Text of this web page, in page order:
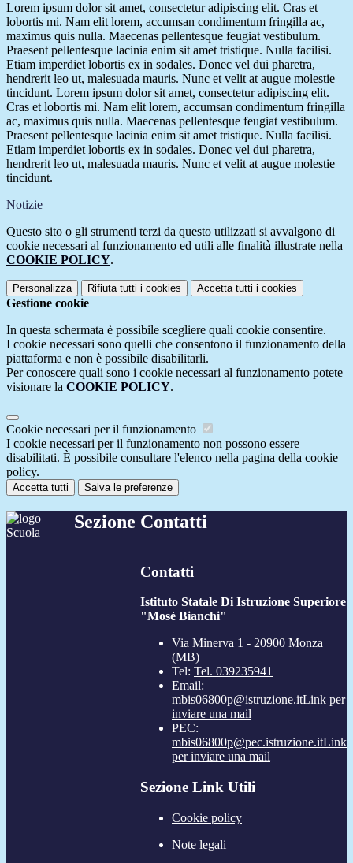
Lorem ipsum dolor sit amet, consectetur adipiscing elit. Cras et
lobortis mi. Nam elit lorem, accumsan condimentum fringilla ac,
maximus quis nulla. Maecenas pellentesque feugiat vestibulum.
Praesent pellentesque lacinia enim sit amet tristique. Nulla facilisi.
Etiam imperdiet lobortis ex in sodales. Donec vel dui pharetra,
hendrerit leo ut, malesuada mauris. Nunc et velit at augue molestie
tincidunt. Lorem ipsum dolor sit amet, consectetur adipiscing elit.
Cras et lobortis mi. Nam elit lorem, accumsan condimentum fringilla
ac, maximus quis nulla. Maecenas pellentesque feugiat vestibulum.
Praesent pellentesque lacinia enim sit amet tristique. Nulla facilisi.
Etiam imperdiet lobortis ex in sodales. Donec vel dui pharetra,
hendrerit leo ut, malesuada mauris. Nunc et velit at augue molestie
tincidunt.
Notizie
Questo sito o gli strumenti terzi da questo utilizzati si avvalgono di
cookie necessari al funzionamento ed utili alle finalità illustrate nella
COOKIE POLICY.
Personalizza Rifiuta tutti i cookies Accetta tutti i cookies
Gestione cookie
In questa schermata è possibile scegliere quali cookie consentire.
I cookie necessari sono quelli che consentono il funzionamento della
piattaforma e non è possibile disabilitarli.
Per conoscere quali sono i cookie necessari al funzionamento potete
visionare la COOKIE POLICY.
Cookie necessari per il funzionamento
I cookie necessari per il funzionamento non possono essere
disabilitati. È possibile consultare l'elenco nella pagina della cookie
policy.
Accetta tutti Salva le preferenze
Sezione Contatti
Contatti
Istituto Statale Di Istruzione Superiore
"Mosè Bianchi"
Via Minerva 1 - 20900 Monza
(MB)
Tel: Tel. 039235941
Email:
mbis06800p@istruzione.itLink per
inviare una mail
PEC:
mbis06800p@pec.istruzione.itLink
per inviare una mail
Sezione Link Utili
Cookie policy
Note legali